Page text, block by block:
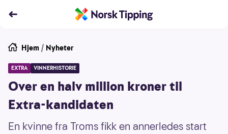
Hjem / Nyheter
EXTRA VINNERHISTORIE
Over en halv million kroner til
Extra-kandidaten
En kvinne fra Troms fikk en annerledes start